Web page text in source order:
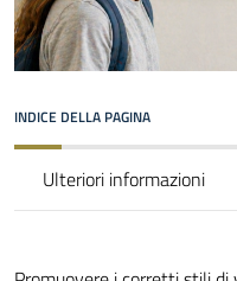
INDICE DELLA PAGINA
Ulteriori informazioni